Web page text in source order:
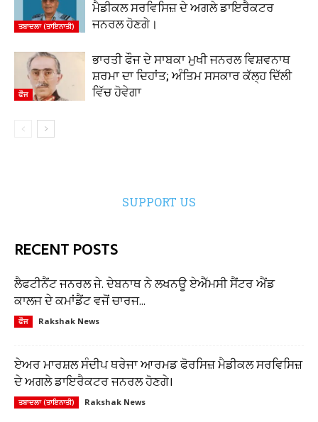
ਤਬਾਦਲਾ (ਤਾਇਨਾਤੀ)
ਮੈਡੀਕਲ ਸਰਵਿਸਿਜ਼ ਦੇ ਅਗਲੇ ਡਾਇਰੈਕਟਰ
ਜਨਰਲ ਹੋਣਗੇ।
ਫੌਜ
ਭਾਰਤੀ ਫੌਜ ਦੇ ਸਾਬਕਾ ਮੁਖੀ ਜਨਰਲ ਵਿਸ਼ਵਨਾਥ
ਸ਼ਰਮਾ ਦਾ ਦਿਹਾਂਤ; ਅੰਤਿਮ ਸਸਕਾਰ ਕੱਲ੍ਹ ਦਿੱਲੀ
ਵਿੱਚ ਹੋਵੇਗਾ
SUPPORT US
RECENT POSTS
ਲੈਫਟੀਨੈਂਟ ਜਨਰਲ ਜੇ. ਦੇਬਨਾਥ ਨੇ ਲਖਨਊ ਏਐੱਮਸੀ ਸੈਂਟਰ ਐਂਡ
ਕਾਲਜ ਦੇ ਕਮਾਂਡੈਂਟ ਵਜੋਂ ਚਾਰਜ...
ਫੌਜ Rakshak News
ਏਅਰ ਮਾਰਸ਼ਲ ਸੰਦੀਪ ਥਰੇਜਾ ਆਰਮਡ ਫੋਰਸਿਜ਼ ਮੈਡੀਕਲ ਸਰਵਿਸਿਜ਼
ਦੇ ਅਗਲੇ ਡਾਇਰੈਕਟਰ ਜਨਰਲ ਹੋਣਗੇ।
ਤਬਾਦਲਾ (ਤਾਇਨਾਤੀ) Rakshak News